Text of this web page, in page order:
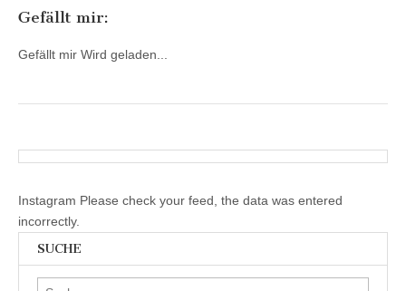
Gefällt mir:
Gefällt mir Wird geladen...
Instagram Please check your feed, the data was entered
incorrectly.
SUCHE
Suchen